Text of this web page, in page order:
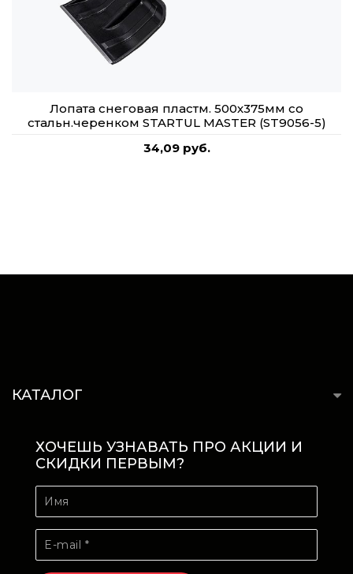
Лопата снеговая пластм. 500х375мм со
стальн.черенком STARTUL MASTER (ST9056-5)
34,09 руб.
КАТАЛОГ
ХОЧЕШЬ УЗНАВАТЬ ПРО АКЦИИ И
СКИДКИ ПЕРВЫМ?